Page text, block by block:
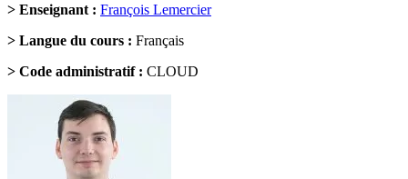
> Enseignant : François Lemercier
> Langue du cours : Français
> Code administratif : CLOUD